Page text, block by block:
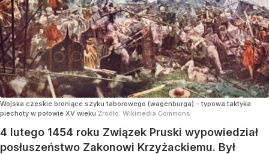
Wojska czeskie broniące szyku taborowego (wagenburga) – typowa taktyka
piechoty w połowie XV wieku Źródło: Wikimedia Commons
4 lutego 1454 roku Związek Pruski wypowiedział
posłuszeństwo Zakonowi Krzyżackiemu. Był